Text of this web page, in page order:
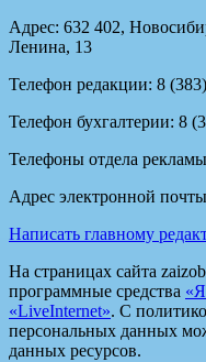
Адрес: 632 402,
Ленина, 13
Телефон редакции: 8
Телефон бухгалтерии: 8
Телефоны отдела
Адрес электронной
Написать главному
На страницах сайта
программные средства
«LiveInternet». С
персональных данных
данных ресурсов.